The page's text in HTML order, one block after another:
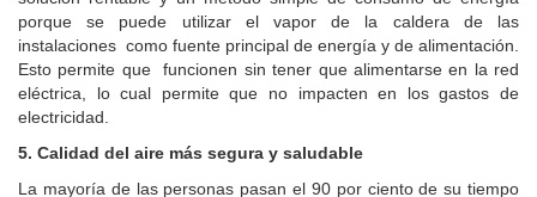
porque se puede utilizar el vapor de la caldera de las
instalaciones como fuente principal de energía y de alimentación.
Esto permite que funcionen sin tener que alimentarse en la red
eléctrica, lo cual permite que no impacten en los gastos de
electricidad.
5. Calidad del aire más segura y saludable
La mayoría de las personas pasan el 90 por ciento de su tiempo